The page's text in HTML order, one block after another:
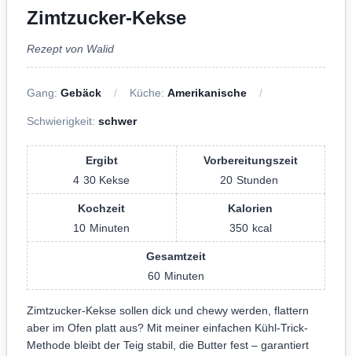
Zimtzucker-Kekse
Rezept von Walid
Gang: Gebäck Küche: Amerikanische
Schwierigkeit: schwer
Ergibt
4 30 Kekse
Vorbereitungszeit
20 Stunden
Kochzeit
10 Minuten
Kalorien
350 kcal
Gesamtzeit
60 Minuten
Zimtzucker-Kekse sollen dick und chewy werden, flattern
aber im Ofen platt aus? Mit meiner einfachen Kühl-Trick-
Methode bleibt der Teig stabil, die Butter fest – garantiert